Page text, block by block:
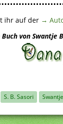
ihr auf der →
von Swantje
S. B. Sasori